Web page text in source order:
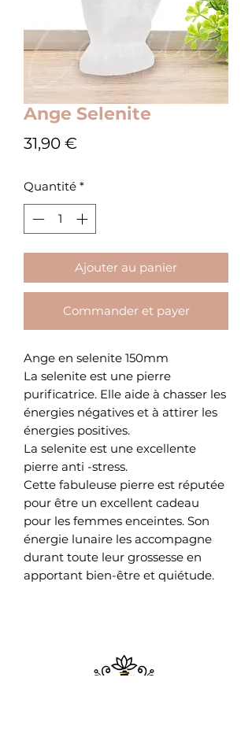
Ange Selenite
31,90 €
Quantité *
Ajouter au panier
Commander et payer
Ange en selenite 150mm
La selenite est une pierre
purificatrice. Elle aide à chasser les
énergies négatives et à attirer les
énergies positives.
La selenite est une excellente
pierre anti -stress.
Cette fabuleuse pierre est réputée
pour être un excellent cadeau
pour les femmes enceintes. Son
énergie lunaire les accompagne
durant toute leur grossesse en
apportant bien-être et quiétude.